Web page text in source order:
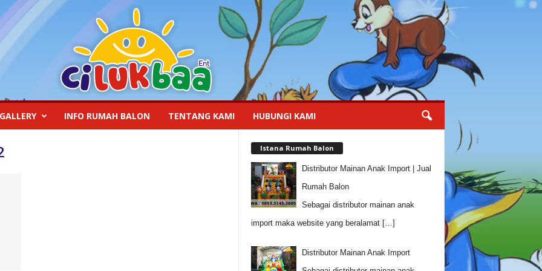
GALLERY INFO RUMAH BALON TENTANG KAMI HUBUNGI KAMI
Istana Rumah Balon
Distributor Mainan Anak Import | Jual
Rumah Balon
Sebagai distributor mainan anak
import maka website yang beralamat […]
Distributor Mainan Anak Import